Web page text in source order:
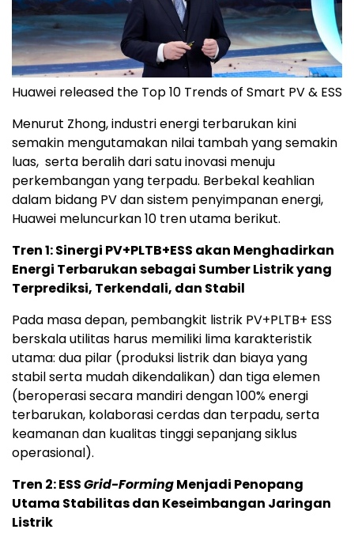
Huawei released the Top 10 Trends of Smart PV & ESS
Menurut Zhong, industri energi terbarukan kini
semakin mengutamakan nilai tambah yang semakin
luas, serta beralih dari satu inovasi menuju
perkembangan yang terpadu. Berbekal keahlian
dalam bidang PV dan sistem penyimpanan energi,
Huawei meluncurkan 10 tren utama berikut.
Tren 1: Sinergi PV+PLTB+ESS akan Menghadirkan
Energi Terbarukan sebagai Sumber Listrik yang
Terprediksi, Terkendali, dan Stabil
Pada masa depan, pembangkit listrik PV+PLTB+ ESS
berskala utilitas harus memiliki lima karakteristik
utama: dua pilar (produksi listrik dan biaya yang
stabil serta mudah dikendalikan) dan tiga elemen
(beroperasi secara mandiri dengan 100% energi
terbarukan, kolaborasi cerdas dan terpadu, serta
keamanan dan kualitas tinggi sepanjang siklus
operasional).
Tren 2: ESSGrid-FormingMenjadi Penopang
Utama Stabilitas dan Keseimbangan Jaringan
Listrik